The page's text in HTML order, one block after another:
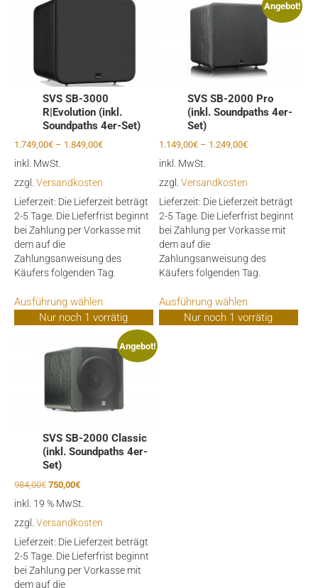
SVS SB-3000
R|Evolution (inkl.
Soundpaths 4er-Set)
1.749,00€ – 1.849,00€
inkl. MwSt.
zzgl. Versandkosten
Lieferzeit: Die Lieferzeit beträgt
2-5 Tage. Die Lieferfrist beginnt
bei Zahlung per Vorkasse mit
dem auf die
Zahlungsanweisung des
Käufers folgenden Tag.
Ausführung wählen
weist
mehrere
Varianten
Optionen
können
auf
der
Nur noch 1 vorrätig
Angebot!
SVS SB-2000 Pro
(inkl. Soundpaths 4er-
Set)
1.149,00€– 1.249,00€
inkl. MwSt.
zzgl. Versandkosten
Lieferzeit: Die Lieferzeit beträgt
2-5 Tage. Die Lieferfrist beginnt
bei Zahlung per Vorkasse mit
dem auf die
Zahlungsanweisung des
Käufers folgenden Tag.
Ausführung wählen
weist
Nur noch 1 vorrätig
Angebot!
SVS SB-2000 Classic
(inkl. Soundpaths 4er-
Set)
984,00€ Ursprünglicher
war:
984,00€
750,00€Aktueller
ist:
750,00€.
inkl. 19 % MwSt.
zzgl. Versandkosten
Lieferzeit: Die Lieferzeit beträgt
2-5 Tage. Die Lieferfrist beginnt
bei Zahlung per Vorkasse mit
dem auf die